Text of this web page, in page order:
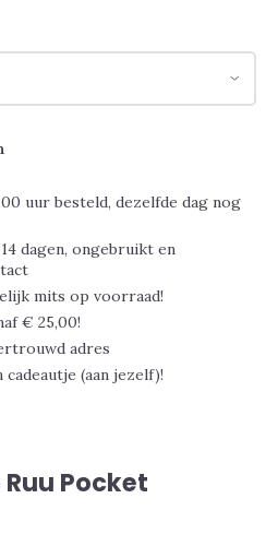
uur besteld, dezelfde dag nog
dagen, ongebruikt en
mits op voorraad!
€ 25,00!
adres
(aan jezelf)!
Pocket